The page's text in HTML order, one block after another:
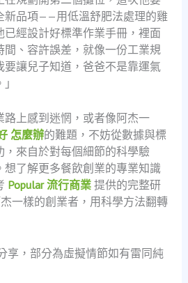
新品項——用低溫舒肥法處理的雞
經設計好標準作業手冊，裡面
間、容許誤差，就像一份工業規
讓兒子知道，爸爸不是靠運氣
上感到迷惘，或者像阿杰一
怎麼辦的難題，不妨從數據與標
，來自於對每個細節的科學驗
了解更多餐飲創業的專業知識
Popular 流行商業提供的完整研
一樣的創業者，用科學方法翻轉
享，部分為虛擬情節如有雷同純